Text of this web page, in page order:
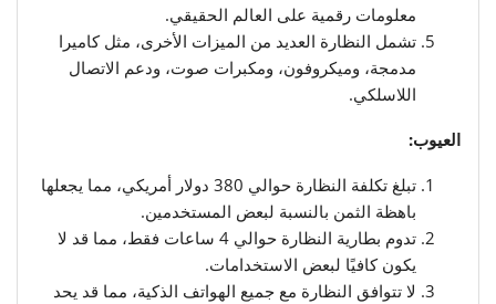
معلومات رقمية على العالم الحقيقي.
تشمل النظارة العديد من الميزات الأخرى، مثل كاميرا
مدمجة، وميكروفون، ومكبرات صوت، ودعم الاتصال
اللاسلكي.
العيوب:
تبلغ تكلفة النظارة حوالي 380 دولار أمريكي، مما يجعلها
باهظة الثمن بالنسبة لبعض المستخدمين.
تدوم بطارية النظارة حوالي 4 ساعات فقط، مما قد لا
يكون كافيًا لبعض الاستخدامات.
لا تتوافق النظارة مع جميع الهواتف الذكية، مما قد يحد